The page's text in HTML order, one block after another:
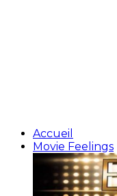
Accueil
Movie Feelings